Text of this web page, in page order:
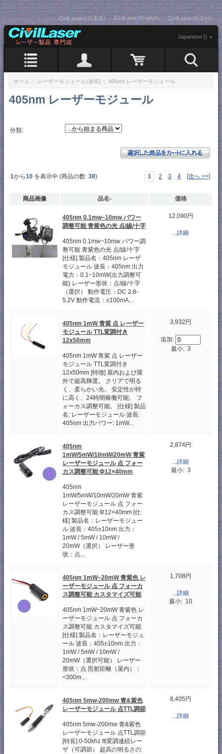
CivilLasers(日本語) CivilLaser(English) CivilLaser(한국어)
Japanese ()
ホーム :: レーザーモジュール(波長) :: 405nm レーザーモジュール
405nm レーザーモジュール
分類:
1から10 を表示中 (商品の数: 38) 1 2 3 4 [次へ >>]
商品画像 品名- 価格
405nm 0.1mw~10mw パワー
調整可能 青紫色の光 点/線/十字
405nm 0.1mw~10mw パワー調
整可能 青紫色の光 点/線/十字
[仕様] 製品名：405nm レーザ
モジュール 波長：405nm 出力
電力：0.1~10mW(出力調整可
能) レーザー形状：点/線/十字
（選択） 動作電圧：DC 2.8-
5.2V 動作電流：≤100mA...
12,090円
...詳細
405nm 1mW 青紫 点 レーザー
モジュール TTL変調付き
12x50mm
405nm 1mW 青紫 点 レーザー
モジュール TTL変調付き
12x50mm [特徴] 屋内および屋
外で超高輝度。 クリアで明る
く、柔らかい光。 安定性が特
に高く、24時間稼働可能。 フ
ォーカス調整可能。 [仕様] 製品
名: レーザーモジュール 波長:
405nm 出力パワー: 1mW...
3,932円
追加:
最小: 3
405nm
1mW/5mW/10mW/20mW 青紫
レーザーモジュール 点 フォー
カス調整可能 Φ12×40mm
405nm
1mW/5mW/10mW/20mW 青紫
レーザーモジュール 点 フォー
カス調整可能 Φ12×40mm [仕
様] 製品名：レーザーモジュー
ル 波長：405±10nm 出力：
1mW / 5mW / 10mW /
20mW（選択） レーザー形
状：点...
2,874円
...詳細
最小: 3
405nm 1mW~20mW 青紫色 レ
ーザーモジュール 点 フォーカ
ス調整可能 カスタマイズ可能
405nm 1mW~20mW 青紫色 レ
ーザーモジュール 点 フォーカ
ス調整可能 カスタマイズ可能
[仕様] 製品名：レーザーモジュ
ール 波長：405±10nm 出力：
1mW / 5mW / 10mW /
20mW（選択可能） レーザー
形状：点 照射距離（屋内）：
<300m...
1,708円
...詳細
最小: 10
405nm 5mw-200mw 青&紫色
レーザーモジュール 点TTL調節
405nm 5mw-200mw 青&紫色
レーザーモジュール 点TTL調節
[特長] 0-50khz ttl変調連続レー
ザ（可調節） 超高の明るさの
8,405円
...詳細